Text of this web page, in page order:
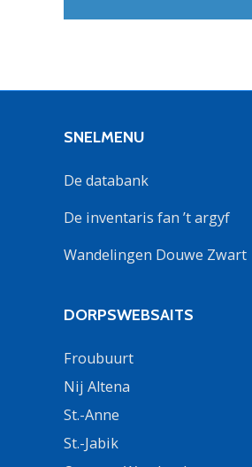
SNELMENU
De databank
De inventaris fan ’t argyf
Wandelingen Douwe Zwart
DORPSWEBSAITS
Froubuurt
Nij Altena
St.-Anne
St.-Jabik